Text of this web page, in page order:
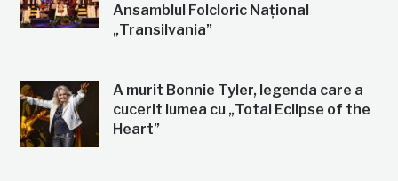
Ansamblul Folcloric Național
„Transilvania”
A murit Bonnie Tyler, legenda care a
cucerit lumea cu „Total Eclipse of the
Heart”